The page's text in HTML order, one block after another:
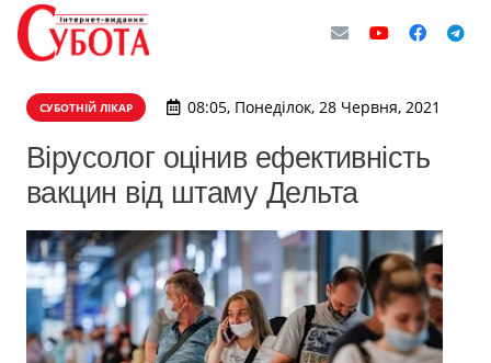
СУБОТНІЙ ЛІКАР 08:05, Понеділок, 28 Червня, 2021
Вірусолог оцінив ефективність
вакцин від штаму Дельта